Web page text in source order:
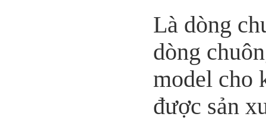
Là dòng
dòng
model cho
được sản